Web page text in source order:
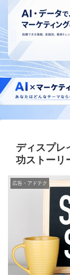
ディスプレ
功ストーリ
広告・アドテク